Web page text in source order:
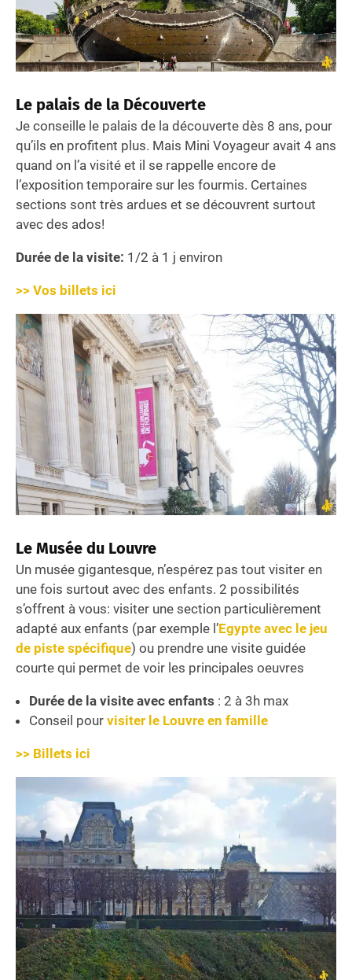
Le palais de la Découverte
Je conseille le palais de la découverte dès 8 ans, pour
qu’ils en profitent plus. Mais Mini Voyageur avait 4 ans
quand on l’a visité et il se rappelle encore de
l’exposition temporaire sur les fourmis. Certaines
sections sont très ardues et se découvrent surtout
avec des ados!
Durée de la visite: 1/2 à 1 j environ
>> Vos billets ici
Le Musée du Louvre
Un musée gigantesque, n’espérez pas tout visiter en
une fois surtout avec des enfants. 2 possibilités
s’offrent à vous: visiter une section particulièrement
adapté aux enfants (par exemple l’Egypte avec le jeu
de piste spécifique) ou prendre une visite guidée
courte qui permet de voir les principales oeuvres
Durée de la visite avec enfants : 2 à 3h max
Conseil pour visiter le Louvre en famille
>> Billets ici